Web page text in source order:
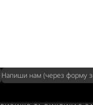
Напиши нам (через форму